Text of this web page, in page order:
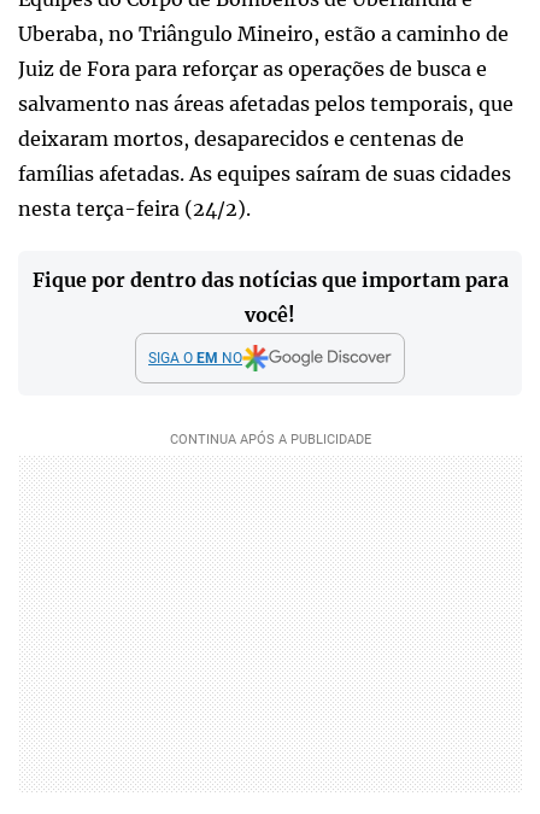
Uberaba, no Triângulo Mineiro, estão a caminho de
Juiz de Fora para reforçar as operações de busca e
salvamento nas áreas afetadas pelos temporais, que
deixaram mortos, desaparecidos e centenas de
famílias afetadas. As equipes saíram de suas cidades
nesta terça-feira (24/2).
Fique por dentro das notícias que importam para
você!
SIGA O EM NO